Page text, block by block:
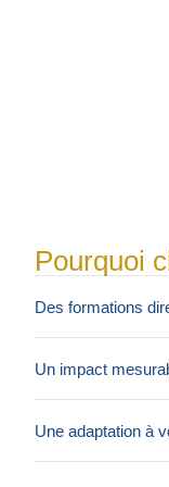
Pourquoi
Des formations
Un impact
Une adaptation à